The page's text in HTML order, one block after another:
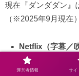
現在『ダンダダン』
（※2025年9月現在
Netflix（字幕／
Amazon Prime
運営者情報 サイ